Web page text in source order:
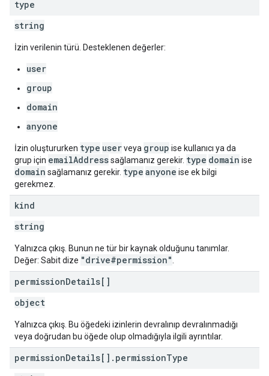
type
string
İzin verilenin türü. Desteklenen değerler:
user
group
domain
anyone
İzin oluştururken type userveya group ise kullanıcı ya da
grup için emailAddresssağlamanız gerekir. type domain ise
domain sağlamanız gerekir. type anyone ise ek bilgi
gerekmez.
kind
string
Yalnızca çıkış. Bunun ne tür bir kaynak olduğunu tanımlar.
Değer: Sabit dize "drive#permission"
permissionDetails[]
object
Yalnızca çıkış. Bu öğedeki izinlerin devralınıp devralınmadığı
veya doğrudan bu öğede olup olmadığıyla ilgili ayrıntılar.
permissionDetails[] . permissionType